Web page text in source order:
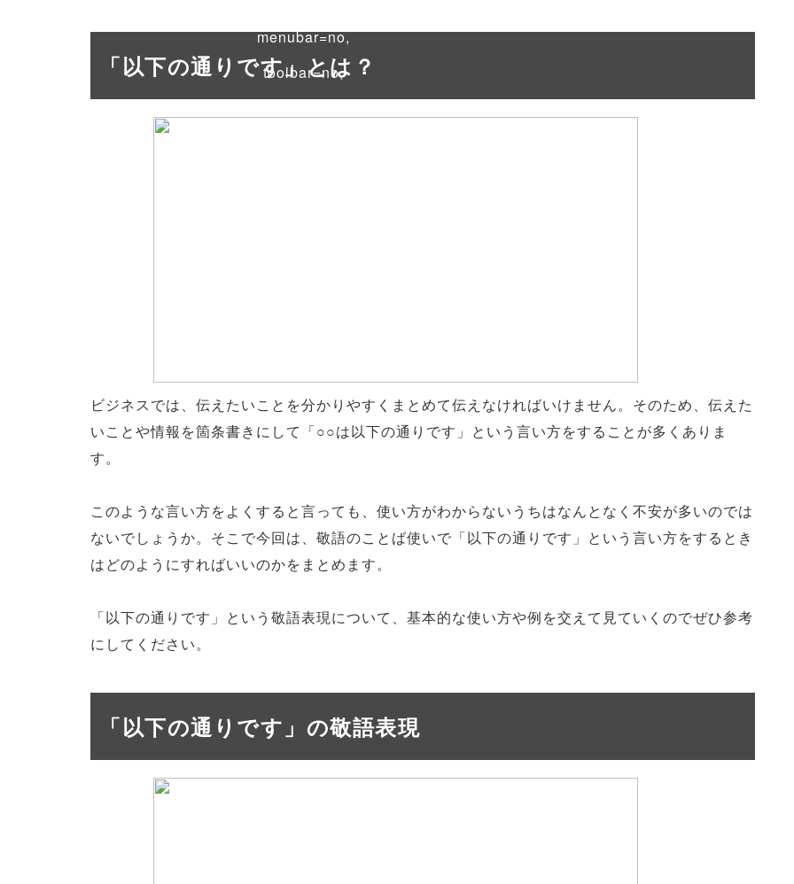
menubar=no,
toolbar=no,
「以下の通りです」とは？
ビジネスでは、伝えたいことを分かりやすくまとめて伝えなければいけません。そのため、伝えた
いことや情報を箇条書きにして「○○は以下の通りです」という言い方をすることが多くありま
す。
このような言い方をよくすると言っても、使い方がわからないうちはなんとなく不安が多いのでは
ないでしょうか。そこで今回は、敬語のことば使いで「以下の通りです」という言い方をするとき
はどのようにすればいいのかをまとめます。
「以下の通りです」という敬語表現について、基本的な使い方や例を交えて見ていくのでぜひ参考
にしてください。
「以下の通りです」の敬語表現